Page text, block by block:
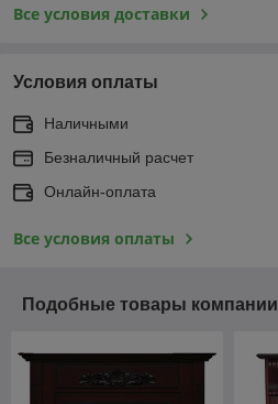
Все условия доставки
Условия оплаты
Наличными
Безналичный расчет
Онлайн-оплата
Все условия оплаты
Подобные товары компании